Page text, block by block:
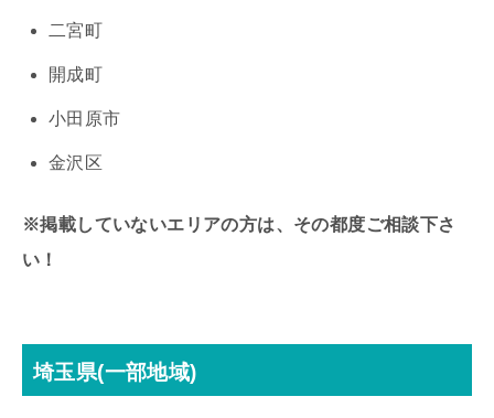
二宮町
開成町
小田原市
金沢区
※掲載していないエリアの方は、その都度ご相談下さ
い！
埼玉県(一部地域)